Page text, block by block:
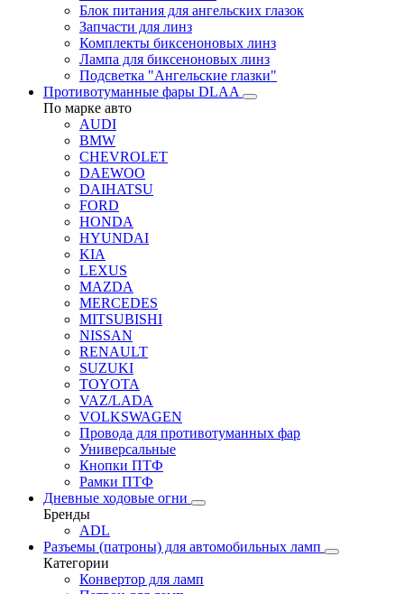
Блок питания для ангельских глазок
Запчасти для линз
Комплекты биксеноновых линз
Лампа для биксеноновых линз
Подсветка "Ангельские глазки"
Противотуманные фары DLAA
По марке авто
AUDI
BMW
CHEVROLET
DAEWOO
DAIHATSU
FORD
HONDA
HYUNDAI
KIA
LEXUS
MAZDA
MERCEDES
MITSUBISHI
NISSAN
RENAULT
SUZUKI
TOYOTA
VAZ/LADA
VOLKSWAGEN
Провода для противотуманных фар
Универсальные
Кнопки ПТФ
Рамки ПТФ
Дневные ходовые огни
Бренды
ADL
Разъемы (патроны) для автомобильных ламп
Категории
Конвертор для ламп